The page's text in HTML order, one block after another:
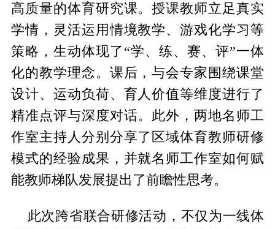
高质量的体育研究课。授课教师立足真实
学情，灵活运用情境教学、游戏化学习等
策略，生动体现了“学、练、赛、评”一体
化的教学理念。课后，与会专家围绕课堂
设计、运动负荷、育人价值等维度进行了
精准点评与深度对话。此外，两地名师工
作室主持人分别分享了区域体育教师研修
模式的经验成果，并就名师工作室如何赋
能教师梯队发展提出了前瞻性思考。
此次跨省联合研修活动，不仅为一线体